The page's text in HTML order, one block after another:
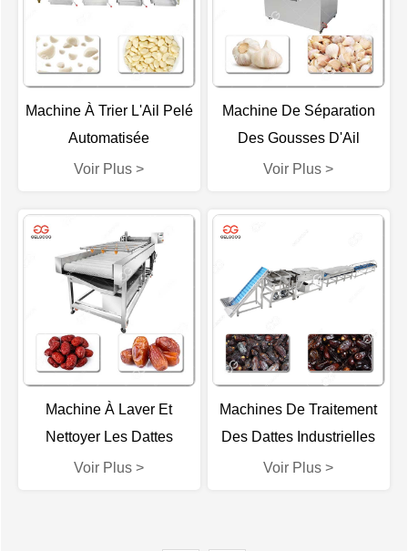
Machine À Trier L'Ail Pelé
Automatisée
Multifonctionnelle
Voir Plus >
Machine De Séparation
Des Gousses D'Ail
Industrielle
Voir Plus >
Machine À Laver Et
Nettoyer Les Dattes
Jujubes Fabricant
Voir Plus >
Machines De Traitement
Des Dattes Industrielles
Avec Lavage
Voir Plus >